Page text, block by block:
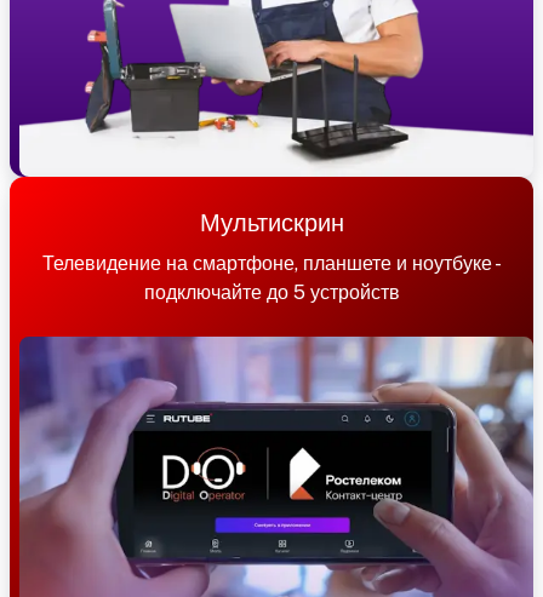
Мультискрин
Телевидение на смартфоне, планшете и ноутбуке -
подключайте до 5 устройств